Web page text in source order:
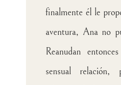
finalmente él le
aventura, Ana no
Reanudan
sensual relación,